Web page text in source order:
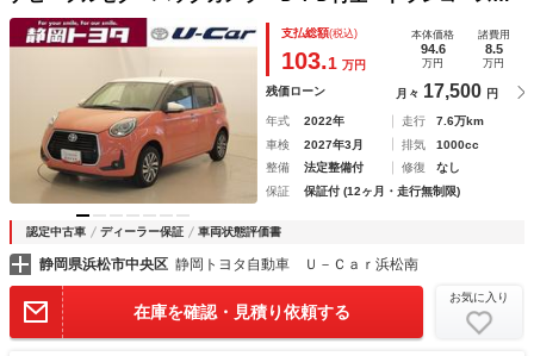
ートキー ＥＴＣ ＬＥＤヘッドランプ ワンオーナー アル
ミホイール
支払総額(税込)
103.1 万円
本体価格
94.6
万円
諸費用
8.5
万円
残価ローン 月々 17,500 円
年式 2022年 走行
7.6万km
車検
2027年3月 排気
1000cc
整備
法定整備付 修復
なし
保証
保証付 (12ヶ月・走行無制限)
認定中古車 ディーラー保証 車両状態評価書
静岡県浜松市中央区 静岡トヨタ自動車 Ｕ－Ｃａｒ浜松南
在庫を確認・見積り依頼する
お気に入り